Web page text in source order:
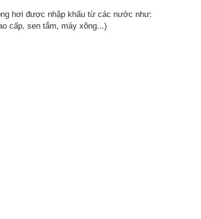
hơi được nhập khẩu từ các nước như:
cấp, sen tắm, máy xông...)